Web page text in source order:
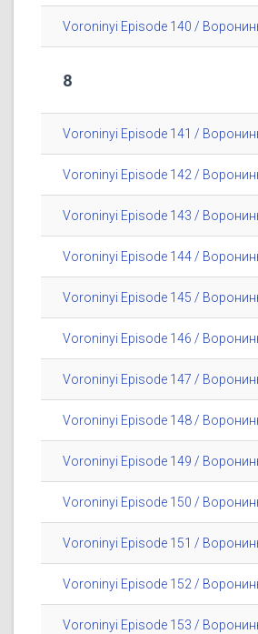
Voroninyi Episode 140 /
8
Voroninyi Episode 141 /
Voroninyi Episode 142 /
Voroninyi Episode 143 /
Voroninyi Episode 144 /
Voroninyi Episode 145 /
Voroninyi Episode 146 /
Voroninyi Episode 147 /
Voroninyi Episode 148 /
Voroninyi Episode 149 /
Voroninyi Episode 150 /
Voroninyi Episode 151 /
Voroninyi Episode 152 /
Voroninyi Episode 153 /